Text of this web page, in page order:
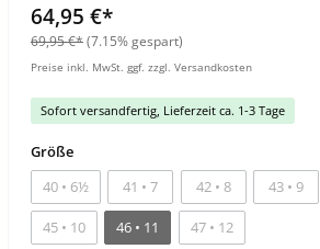
64,95 €*
69,95 €*(7.15% gespart)
Preise inkl. MwSt. ggf. zzgl. Versandkosten
Sofort versandfertig, Lieferzeit ca. 1-3 Tage
Größe
40 • 6½
41 • 7 42 • 8 43 • 9
45 • 10 46 • 11 47 • 12